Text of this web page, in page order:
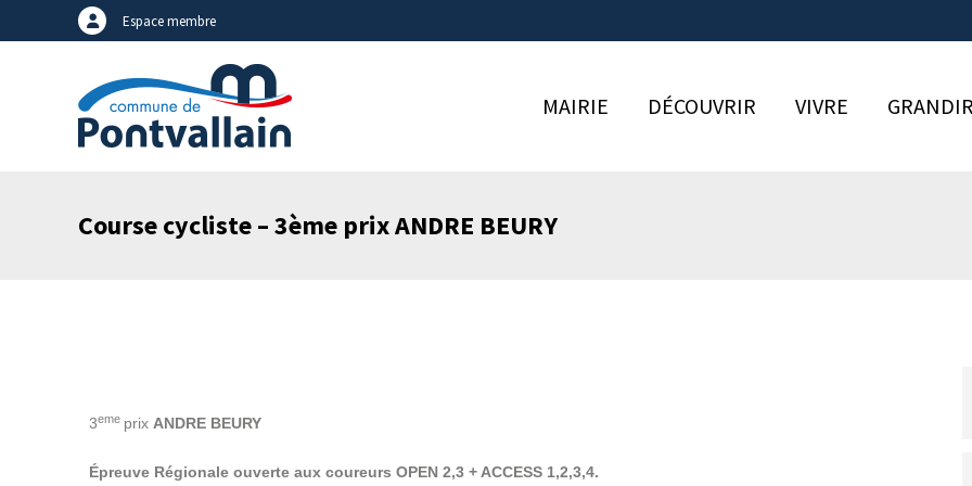
Espace membre
MAIRIE DÉCOUVRIR VIVRE GRANDIR
Course cycliste – 3ème prix ANDRE BEURY
3eme prix ANDRE BEURY
Épreuve Régionale ouverte aux coureurs OPEN 2,3 + ACCESS 1,2,3,4.